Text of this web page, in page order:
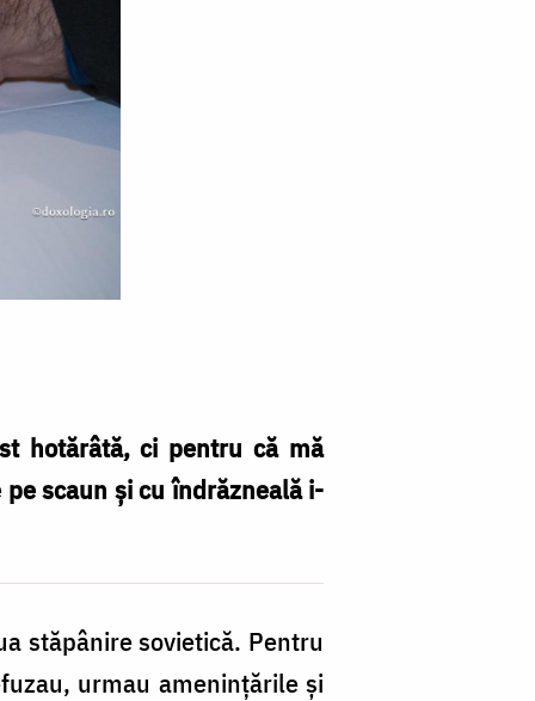
hotărâtă, ci pentru că mă
scaun şi cu îndrăzneală i-
stăpânire sovietică. Pentru
urmau ameninţările şi